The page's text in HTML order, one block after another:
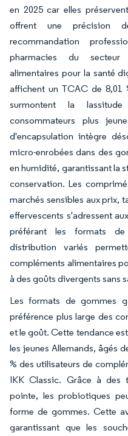
en 2025 car elles
offrent une précision
recommandation
pharmacies du secteur
alimentaires pour la santé
affichent un TCAC de 8,01
surmontent la
consommateurs plus
d'encapsulation intègre
micro-enrobées dans des
en humidité, garantissant la
conservation. Les
marchés sensibles aux prix,
effervescents s'adressent
préférant les formats
distribution variés
compléments alimentaires
à des goûts divergents sans
Les formats de gommes
préférence plus large des
et le goût. Cette tendance
les jeunes Allemands, âgés
% des utilisateurs de
IKK Classic. Grâce à des
pointe, les probiotiques
forme de gommes. Cette
garantissant que les